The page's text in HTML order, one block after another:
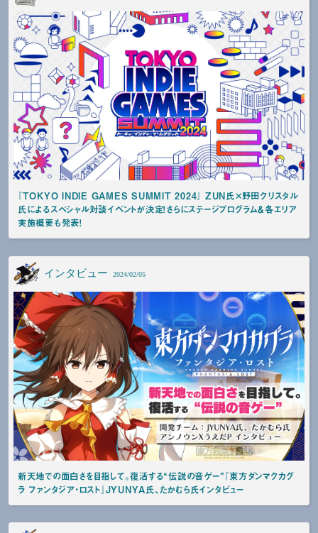
『TOKYO INDIE GAMES SUMMIT 2024』 ZUN氏×野田クリスタル
氏によるスペシャル対談イベントが決定！さらにステージプログラム＆各エリア
実施概要も発表！
インタビュー 2024/02/05
新天地での面白さを目指して。復活する“伝説の音ゲー”『東方ダンマクカグ
ラ ファンタジア・ロスト』JYUNYA氏、たかむら氏インタビュー